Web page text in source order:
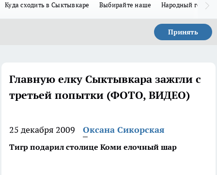
Куда сходить в Сыктывкаре Выбирайте наше Народный герой
Принять
Главную елку Сыктывкара зажгли с
третьей попытки (ФОТО, ВИДЕО)
25 декабря 2009 Оксана Сикорская
Тигр подарил столице Коми елочный шар